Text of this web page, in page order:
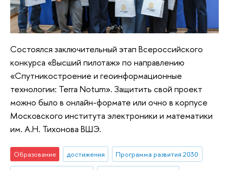
Состоялся заключительный этап Всероссийского
конкурса «Высший пилотаж» по направлению
«Спутникостроение и геоинформационные
технологии: Terra Notum». Защитить свой проект
можно было в онлайн-формате или очно в корпусе
Московского института электроники и математики
им. А.Н. Тихонова ВШЭ.
Образование достижения Программа развития 2030